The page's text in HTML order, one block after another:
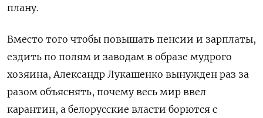
плану.
Вместо того чтобы повышать пенсии и зарплаты,
ездить по полям и заводам в образе мудрого
хозяина, Александр Лукашенко вынужден раз за
разом объяснять, почему весь мир ввел
карантин, а белорусские власти борются с